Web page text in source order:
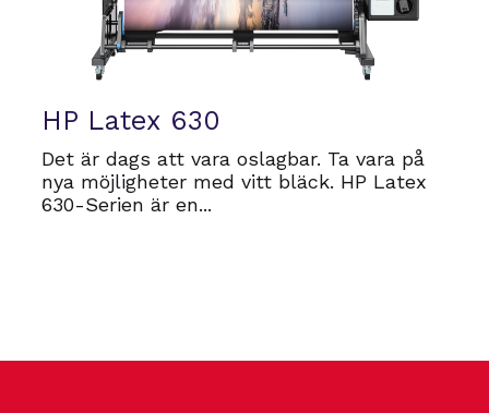
HP Latex 630
Det är dags att vara oslagbar. Ta vara på
nya möjligheter med vitt bläck. HP Latex
630-Serien är en...